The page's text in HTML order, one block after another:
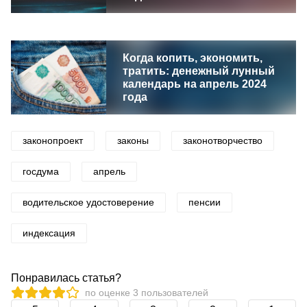
Когда копить, экономить,
тратить: денежный лунный
календарь на апрель 2024
года
законопроект законы законотворчество
госдума апрель
водительское удостоверение пенсии
индексация
Понравилась статья?
по оценке 3 пользователей